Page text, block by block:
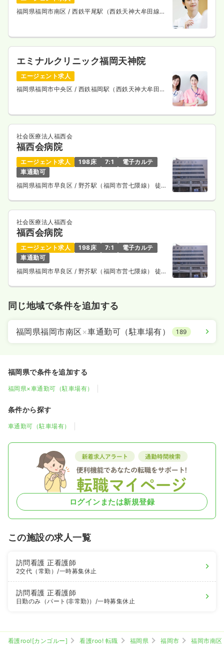
福岡県福岡市南区/ 西鉄平尾駅（西鉄天神大牟田線）
エミナルクリニック福岡天神院
エージェント求人
福岡県福岡市中央区 / 西鉄福岡駅（西鉄天神大牟田
社会医療法人福西会
福西会病院
エージェント求人 198床 7:1
電子カルテ
車通勤可
福岡県福岡市早良区 / 野芥駅（福岡市営七隈線） 徒歩
社会医療法人福西会
福西会病院
エージェント求人 198床 7:1
電子カルテ
車通勤可
福岡県福岡市早良区 / 野芥駅（福岡市営七隈線） 徒歩
同じ地域で条件を追加する
福岡県福岡市南区 ×車通勤可（駐車場有） 189
福岡県で条件を追加する
福岡県×車通勤可（駐車場有）
条件から探す
車通勤可（駐車場有）
ログインまたは新規登録
この施設の求人一覧
訪問看護正看護師
2交代（常勤） /一時募集休止
訪問看護正看護師
日勤のみ（パート(非常勤)） /一時募集休止
看護roo![カンゴルー] 看護roo! 転職 福岡県 福岡市
福岡市南区